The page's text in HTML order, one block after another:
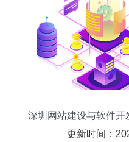
深圳网站建设与软件开
更新时间：